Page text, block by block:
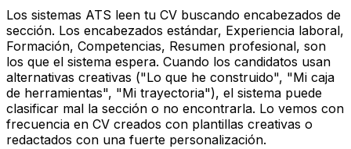
Los sistemas ATS leen tu CV buscando encabezados de
sección. Los encabezados estándar, Experiencia laboral,
Formación, Competencias, Resumen profesional, son
los que el sistema espera. Cuando los candidatos usan
alternativas creativas ("Lo que he construido", "Mi caja
de herramientas", "Mi trayectoria"), el sistema puede
clasificar mal la sección o no encontrarla. Lo vemos con
frecuencia en CV creados con plantillas creativas o
redactados con una fuerte personalización.